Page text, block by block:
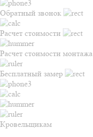
Обратный звонок
Расчет стоимости
Расчет стоимости монтажа
Бесплатный замер
Кровельщикам